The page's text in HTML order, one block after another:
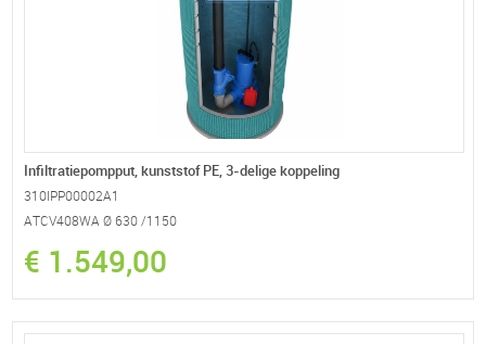
Infiltratiepompput, kunststof PE, 3-delige koppeling
310IPP00002A1
ATCV408WA Ø 630 /1150
€ 1.549,00